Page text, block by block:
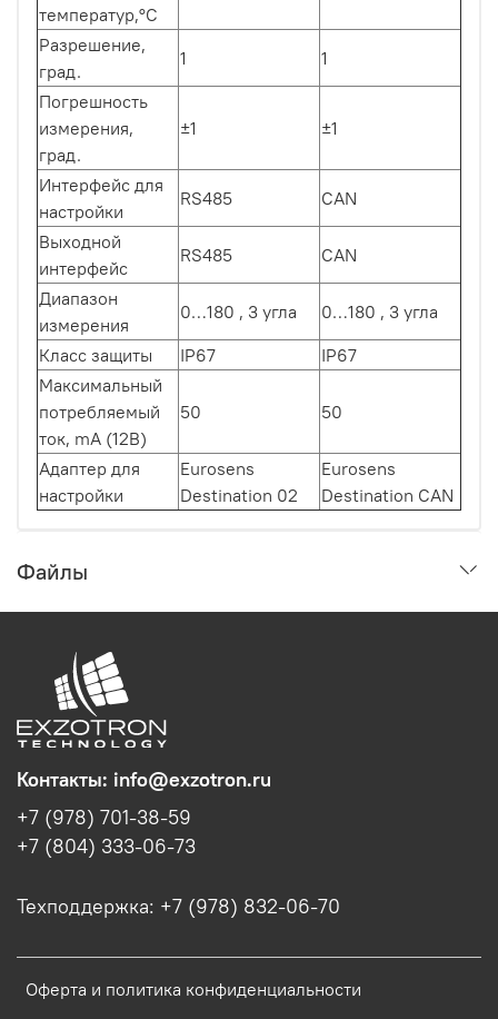
температур,°C
Разрешение,
град.
1
1
Погрешность
измерения,
град.
±1 ±1
Интерфейс для
настройки
RS485
CAN
Выходной
интерфейс
RS485
CAN
Диапазон
измерения
0…180 , 3 угла
0…180 , 3 угла
Класс защиты
IP67
IP67
Максимальный
потребляемый
ток, mA (12В)
50 50
Адаптер для
настройки
Eurosens
Destination 02
Eurosens
Destination CAN
Файлы
Оферта и политика конфиденциальности
Контакты: info@exzotron.ru
+7 (978) 701-38-59
+7 (804) 333-06-73
Техподдержка: +7 (978) 832-06-70